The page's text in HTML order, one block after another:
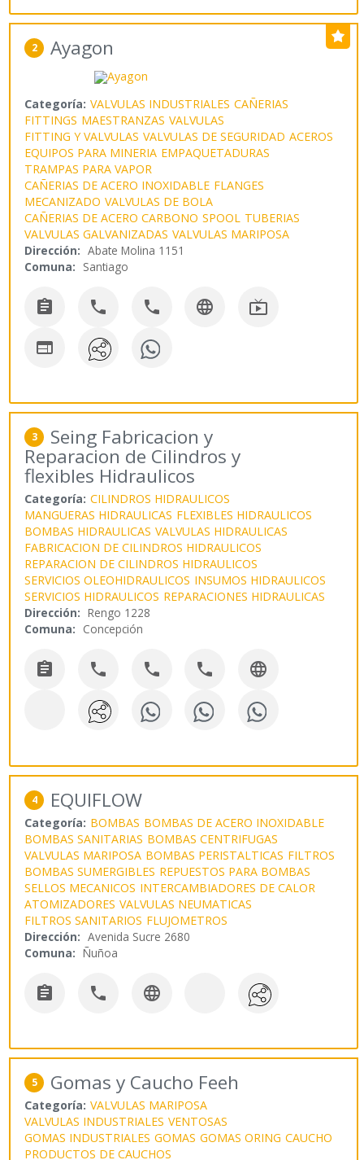
2 Ayagon
Categoría: VALVULAS INDUSTRIALES CAÑERIAS
FITTINGS MAESTRANZAS VALVULAS
FITTING Y VALVULAS VALVULAS DE SEGURIDAD ACEROS
EQUIPOS PARA MINERIA EMPAQUETADURAS
TRAMPAS PARA VAPOR
CAÑERIAS DE ACERO INOXIDABLE FLANGES
MECANIZADO VALVULAS DE BOLA
CAÑERIAS DE ACERO CARBONO SPOOL TUBERIAS
VALVULAS GALVANIZADAS VALVULAS MARIPOSA
Dirección: Abate Molina 1151
Comuna: Santiago
    

3 Seing Fabricacion y
Reparacion de Cilindros y
flexibles Hidraulicos
Categoría: CILINDROS HIDRAULICOS
MANGUERAS HIDRAULICAS FLEXIBLES HIDRAULICOS
BOMBAS HIDRAULICAS VALVULAS HIDRAULICAS
FABRICACION DE CILINDROS HIDRAULICOS
REPARACION DE CILINDROS HIDRAULICOS
SERVICIOS OLEOHIDRAULICOS INSUMOS HIDRAULICOS
SERVICIOS HIDRAULICOS REPARACIONES HIDRAULICAS
Dirección: Rengo 1228
Comuna: Concepción
    
4 EQUIFLOW
Categoría: BOMBAS BOMBAS DE ACERO INOXIDABLE
BOMBAS SANITARIAS BOMBAS CENTRIFUGAS
VALVULAS MARIPOSA BOMBAS PERISTALTICAS FILTROS
BOMBAS SUMERGIBLES REPUESTOS PARA BOMBAS
SELLOS MECANICOS INTERCAMBIADORES DE CALOR
ATOMIZADORES VALVULAS NEUMATICAS
FILTROS SANITARIOS FLUJOMETROS
Dirección: Avenida Sucre 2680
Comuna: Ñuñoa
  
5 Gomas y Caucho Feeh
Categoría: VALVULAS MARIPOSA
VALVULAS INDUSTRIALES VENTOSAS
GOMAS INDUSTRIALES GOMAS GOMAS ORING CAUCHO
PRODUCTOS DE CAUCHOS